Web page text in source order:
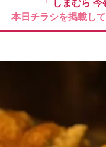
「 しまむら 今
本日チラシを掲載し